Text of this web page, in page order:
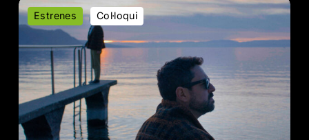
Pin
de
Fartie
Col·loqui
Estrenes